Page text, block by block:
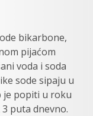
bikarbone,
pijaćom
voda i soda
sode sipaju u
je popiti u roku
puta dnevno.